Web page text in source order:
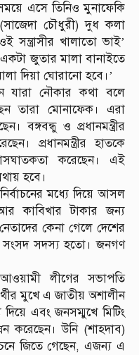
এসে তিনিও মুনাফেকি
চৌধুরী) দুধ কলা
সন্ত্রাসীর খালাতো ভাই’
জুতার মালা বানাইতে
দিয়া ঘোরানো হবে।’
যারা নৌকার কথা বলে
তারা মোনাফেক। এরা
বঙ্গবন্ধু ও প্রধানমন্ত্রীর
প্রধানমন্ত্রীর হাতকে
করেছেন। এই
হবে।
মধ্যে দিয়ে আসল
কাবিখার টাকার জন্য
কেনা গেলে দেশের
সংসদ সদস্য হতো। জনগণ
লীগের সভাপতি
মুখে এ জাতীয় অশালীন
এবং জনসম্মুখে মিটিং
করেছেন। উনি (শাহদাব)
জিতে গেছেন, এজন্য এ